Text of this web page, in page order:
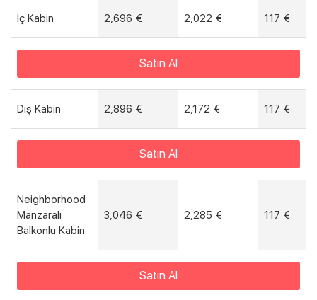
İç Kabin 2,696 € 2,022 € 117 €
Satın Al
Dış Kabin 2,896 € 2,172 € 117 €
Satın Al
Neighborhood
Manzaralı
Balkonlu Kabin
3,046 € 2,285 € 117 €
Satın Al